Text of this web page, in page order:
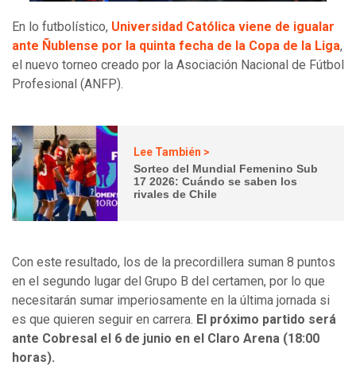
En lo futbolístico, Universidad Católica viene de igualar
ante Ñublense por la quinta fecha de la Copa de la Liga,
el nuevo torneo creado por la Asociación Nacional de Fútbol
Profesional (ANFP).
Lee También >
Sorteo del Mundial Femenino Sub
17 2026: Cuándo se saben los
rivales de Chile
Con este resultado, los de la precordillera suman 8 puntos
en el segundo lugar del Grupo B del certamen, por lo que
necesitarán sumar imperiosamente en la última jornada si
es que quieren seguir en carrera. El próximo partido será
ante Cobresal el 6 de junio en el Claro Arena (18:00
horas).